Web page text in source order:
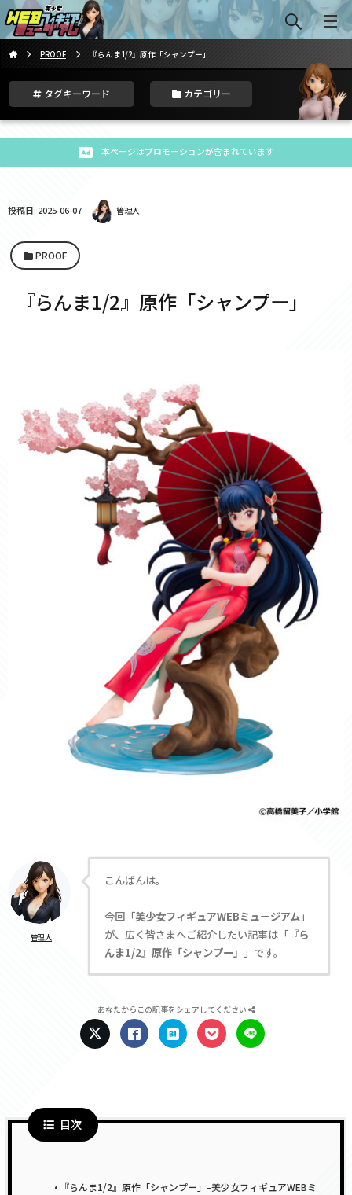
PROOF 『らんま1/2』原作「シャンプー」
タグキーワード カテゴリー
本ページはプロモーションが含まれています
投稿日: 2025-06-07 管理人
PROOF
『らんま1/2』原作「シャンプー」
管理人
こんばんは。
今回「美少女フィギュアWEBミュージアム 」
が、広く皆さまへご紹介したい記事は「 『ら
んま1/2』原作「シャンプー」
」です。
あなたからこの記事をシェアしてください
目次
『らんま1/2』原作「シャンプー」–美少女フィギュアWEBミ